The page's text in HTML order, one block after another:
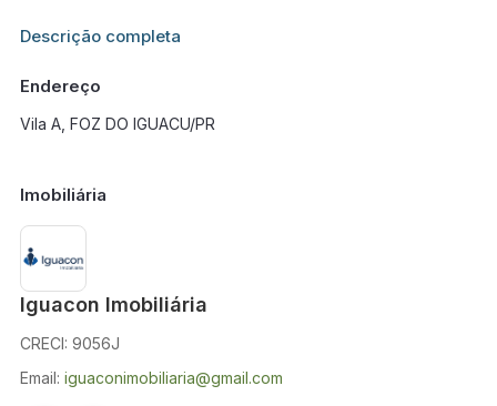
Informações adicionais sobre este imóvel estarão disponíveis
Descrição completa
Endereço
Vila A, FOZ DO IGUACU/PR
Imobiliária
Iguacon Imobiliária
CRECI: 9056J
Email: iguaconimobiliaria@gmail.com